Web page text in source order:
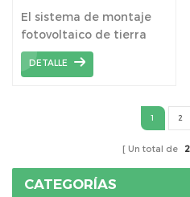
El sistema de montaje
fotovoltaico de tierra
agrícola Kseng se aplica
ampliamente en tierras
DETALLE
1 2
Un total de 2
CATEGORÍAS